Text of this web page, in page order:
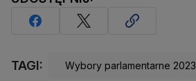
TAGI: Wybory parlamentarne 2023